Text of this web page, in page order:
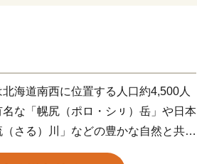
海道南西に位置する人口約4,500人
な「幌尻（ポロ・シㇼ）岳」や日本
さる）川」などの豊かな自然と共に
です。